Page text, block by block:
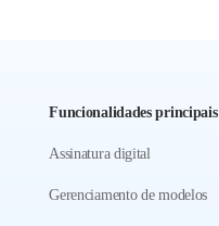
Funcionalidades principais
Assinatura digital
Gerenciamento de modelos